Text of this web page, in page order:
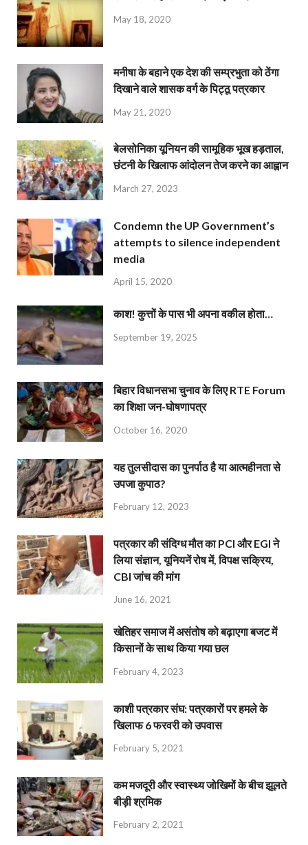
May 18, 2020
मनीषा के बहाने एक देश की सम्प्रभुता को ठेंगा
दिखाने वाले शासक वर्ग के पिट्ठू पत्रकार
May 21, 2020
बेलसोनिका यूनियन की सामूहिक भूख हड़ताल,
छंटनी के खिलाफ आंदोलन तेज करने का आह्वान
March 27, 2023
Condemn the UP Government’s
attempts to silence independent
media
April 15, 2020
काश! कुत्तों के पास भी अपना वकील होता…
September 19, 2025
बिहार विधानसभा चुनाव के लिए RTE Forum
का शिक्षा जन-घोषणापत्र
October 16, 2020
यह तुलसीदास का पुनर्पाठ है या आत्महीनता से
उपजा कुपाठ?
February 12, 2023
पत्रकार की संदिग्ध मौत का PCI और EGI ने
लिया संज्ञान, यूनियनें रोष में, विपक्ष सक्रिय,
CBI जांच की मांग
June 16, 2021
खेतिहर समाज में असंतोष को बढ़ाएगा बजट में
किसानों के साथ किया गया छल
February 4, 2023
काशी पत्रकार संघ: पत्रकारों पर हमले के
खिलाफ 6 फरवरी को उपवास
February 5, 2021
कम मजदूरी और स्वास्थ्य जोखिमों के बीच झूलते
बीड़ी श्रमिक
February 2, 2021